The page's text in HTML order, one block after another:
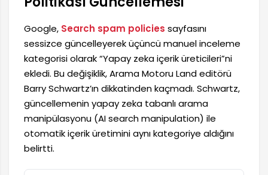
Google, Search spam policies sayfasını
sessizce güncelleyerek üçüncü manuel inceleme
kategorisi olarak “Yapay zeka içerik üreticileri”ni
ekledi. Bu değişiklik, Arama Motoru Land editörü
Barry Schwartz’ın dikkatinden kaçmadı. Schwartz,
güncellemenin yapay zeka tabanlı arama
manipülasyonu (AI search manipulation) ile
otomatik içerik üretimini aynı kategoriye aldığını
belirtti.